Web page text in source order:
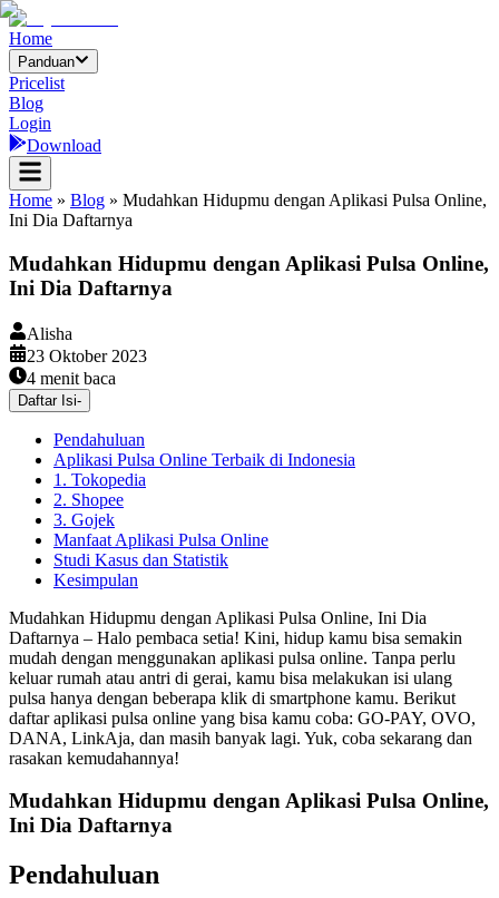
Home
Panduan
Pricelist
Blog
Login
Download
Home » Blog » Mudahkan Hidupmu dengan Aplikasi Pulsa Online,
Ini Dia Daftarnya
Mudahkan Hidupmu dengan Aplikasi Pulsa Online,
Ini Dia Daftarnya
Alisha
23 Oktober 2023
4 menit baca
Daftar Isi-
Pendahuluan
Aplikasi Pulsa Online Terbaik di Indonesia
1. Tokopedia
2. Shopee
3. Gojek
Manfaat Aplikasi Pulsa Online
Studi Kasus dan Statistik
Kesimpulan
Mudahkan Hidupmu dengan Aplikasi Pulsa Online, Ini Dia
Daftarnya – Halo pembaca setia! Kini, hidup kamu bisa semakin
mudah dengan menggunakan aplikasi pulsa online. Tanpa perlu
keluar rumah atau antri di gerai, kamu bisa melakukan isi ulang
pulsa hanya dengan beberapa klik di smartphone kamu. Berikut
daftar aplikasi pulsa online yang bisa kamu coba: GO-PAY, OVO,
DANA, LinkAja, dan masih banyak lagi. Yuk, coba sekarang dan
rasakan kemudahannya!
Mudahkan Hidupmu dengan Aplikasi Pulsa Online,
Ini Dia Daftarnya
Pendahuluan